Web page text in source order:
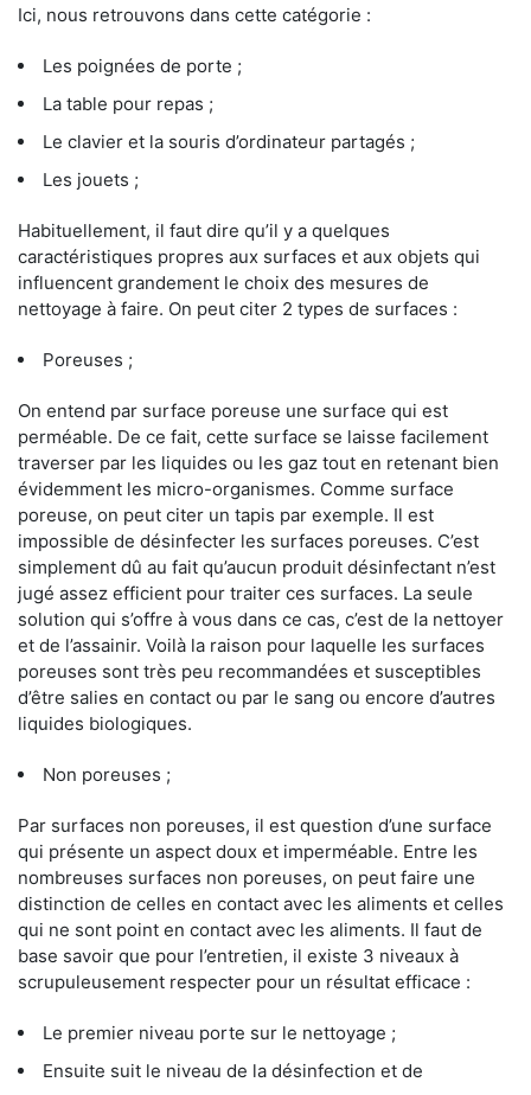
Ici, nous retrouvons dans cette catégorie :
Les poignées de porte ;
La table pour repas ;
Le clavier et la souris d’ordinateur partagés ;
Les jouets ;
Habituellement, il faut dire qu’il y a quelques
caractéristiques propres aux surfaces et aux objets qui
influencent grandement le choix des mesures de
nettoyage à faire. On peut citer 2 types de surfaces :
Poreuses ;
On entend par surface poreuse une surface qui est
perméable. De ce fait, cette surface se laisse facilement
traverser par les liquides ou les gaz tout en retenant bien
évidemment les micro-organismes. Comme surface
poreuse, on peut citer un tapis par exemple. Il est
impossible de désinfecter les surfaces poreuses. C’est
simplement dû au fait qu’aucun produit désinfectant n’est
jugé assez efficient pour traiter ces surfaces. La seule
solution qui s’offre à vous dans ce cas, c’est de la nettoyer
et de l’assainir. Voilà la raison pour laquelle les surfaces
poreuses sont très peu recommandées et susceptibles
d’être salies en contact ou par le sang ou encore d’autres
liquides biologiques.
Non poreuses ;
Par surfaces non poreuses, il est question d’une surface
qui présente un aspect doux et imperméable. Entre les
nombreuses surfaces non poreuses, on peut faire une
distinction de celles en contact avec les aliments et celles
qui ne sont point en contact avec les aliments. Il faut de
base savoir que pour l’entretien, il existe 3 niveaux à
scrupuleusement respecter pour un résultat efficace :
Le premier niveau porte sur le nettoyage ;
Ensuite suit le niveau de la désinfection et de